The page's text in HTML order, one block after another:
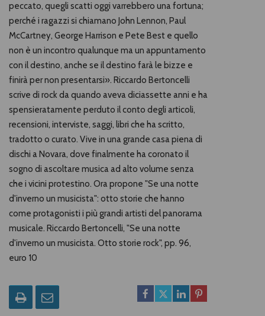
peccato, quegli scatti oggi varrebbero una fortuna;
perché i ragazzi si chiamano John Lennon, Paul
McCartney, George Harrison e Pete Best e quello
non è un incontro qualunque ma un appuntamento
con il destino, anche se il destino farà le bizze e
finirà per non presentarsi». Riccardo Bertoncelli
scrive di rock da quando aveva diciassette anni e ha
spensieratamente perduto il conto degli articoli,
recensioni, interviste, saggi, libri che ha scritto,
tradotto o curato. Vive in una grande casa piena di
dischi a Novara, dove finalmente ha coronato il
sogno di ascoltare musica ad alto volume senza
che i vicini protestino. Ora propone "Se una notte
d'inverno un musicista": otto storie che hanno
come protagonisti i più grandi artisti del panorama
musicale. Riccardo Bertoncelli, "Se una notte
d'inverno un musicista. Otto storie rock", pp. 96,
euro 10